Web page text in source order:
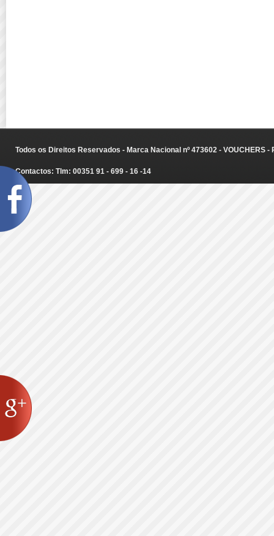
Todos os Direitos Reservados - Marca Nacional nº 473602 - VOUCHERS
Contactos: Tlm: 00351 91 - 699 - 16 -14